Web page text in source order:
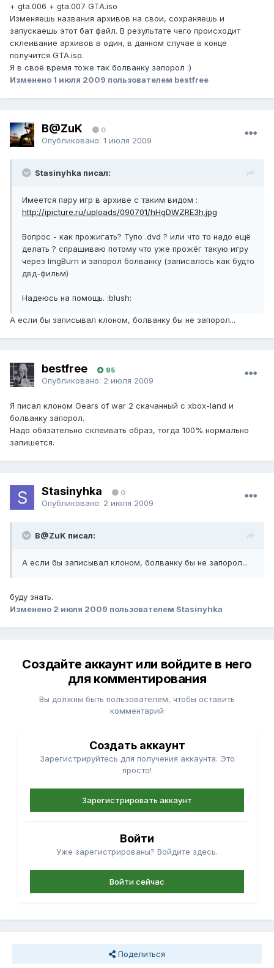
+ gta.006 + gta.007 GTA.iso
Изменяешь названия архивов на свои, сохраняешь и
запускаешь этот бат файл. В результате чего происходит
склеивание архивов в один, в данном случае в конце
получится GTA.iso.
Я в своё время тоже так болванку запорол :)
Изменено 1 июля 2009 пользователем bestfree
B@ZuK 0
Опубликовано: 1 июля 2009
Stasinyhka писал:
Имеется пару игр в архиве с таким видом :
http://ipicture.ru/uploads/090701/hHqDWZRE3h.jpg
Вопрос - как прожигать? Тупо .dvd ? или что то надо ещё
делать ? спрашиваю потому что уже прожёг такую игру
через ImgBurn и запорол болванку (записалось как будто
двд-фильм)
Надеюсь на помощь. :blush:
А если бы записывал клоном, болванку бы не запорол...
bestfree 95
Опубликовано: 2 июля 2009
Я писал клоном Gears of war 2 скачанный с xbox-land и
болванку запорол.
Надо обязательно склеивать образ, тогда 100% нормально
запишется.
Stasinyhka 0
Опубликовано: 2 июля 2009
B@ZuK писал:
А если бы записывал клоном, болванку бы не запорол...
буду знать.
Изменено 2 июля 2009 пользователем Stasinyhka
Создайте аккаунт или войдите в него
для комментирования
Вы должны быть пользователем, чтобы оставить
комментарий
Создать аккаунт
Зарегистрируйтесь для получения аккаунта. Это
просто!
Зарегистрировать аккаунт
Войти
Уже зарегистрированы? Войдите здесь.
Войти сейчас
Поделиться